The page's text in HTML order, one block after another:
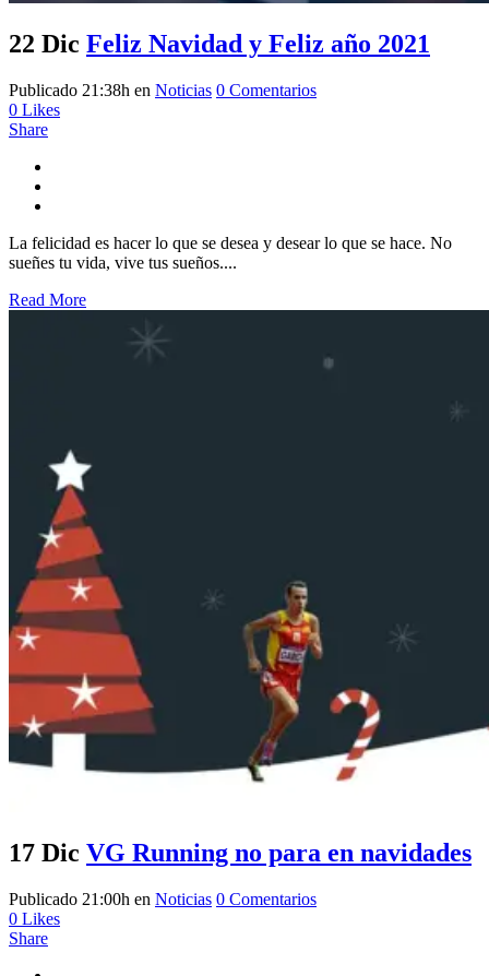
22 Dic Feliz Navidad y Feliz año 2021
Publicado 21:38h en Noticias 0 Comentarios
0 Likes
Share
La felicidad es hacer lo que se desea y desear lo que se hace. No
sueñes tu vida, vive tus sueños....
Read More
17 Dic VG Running no para en navidades
Publicado 21:00h en Noticias 0 Comentarios
0 Likes
Share